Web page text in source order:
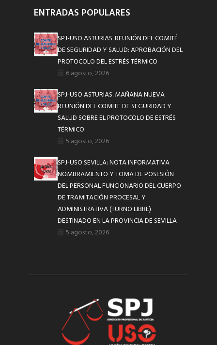
ENTRADAS POPULARES
SPJ-USO ASTURIAS. REUNIÓN DEL COMITÉ
DE SEGURIDAD Y SALUD: APROBACIÓN DEL
PROTOCOLO DEL ESTRÉS TÉRMICO
6 agosto, 2026
SPJ-USO ASTURIAS. MAÑANA NUEVA
REUNIÓN DEL COMITE DE SEGURIDAD Y
SALUD SOBRE EL PROTOCOLO DE ESTRÉS
TÉRMICO
5 agosto, 2026
SPJ-USO SEVILLA: NOTA INFORMATIVA
NOMBRAMIENTO Y TOMA DE POSESIÓN
DEL PERSONAL FUNCIONARIO DEL CUERPO
DE TRAMITACIÓN PROCESAL Y
ADMINISTRATIVA (TURNO LIBRE)
DESTINADO EN LA PROVINCIA DE SEVILLA
5 agosto, 2026